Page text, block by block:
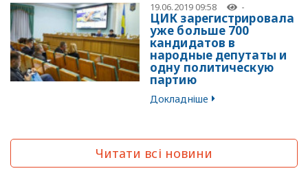
19.06.2019 09:58 -
ЦИК зарегистрировала
уже больше 700
кандидатов в
народные депутаты и
одну политическую
партию
Докладніше
Читати всі новини